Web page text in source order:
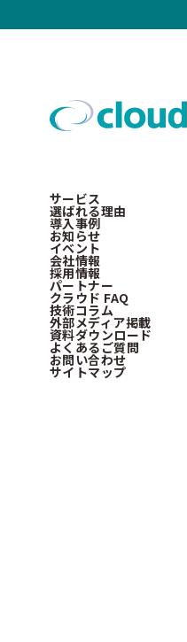
サービス
選ばれる理由
導入事例
お知らせ
イベント
会社情報
採用情報
パートナー
クラウド FAQ
技術コラム
外部メディア掲載
資料ダウンロード
よくあるご質問
お問い合わせ
サイトマップ